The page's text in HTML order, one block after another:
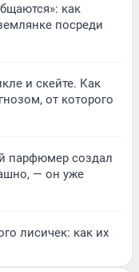
как
посреди
и скейте. Как
от которого
парфюмер создал
— он уже
лисичек: как их